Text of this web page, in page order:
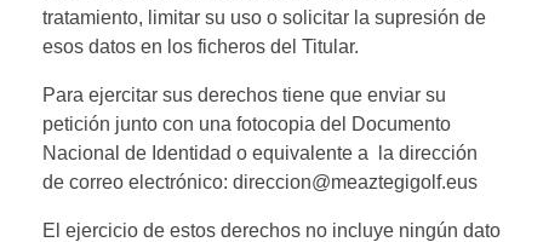
tratamiento, limitar su uso o solicitar la supresión de
esos datos en los ficheros del Titular.
Para ejercitar sus derechos tiene que enviar su
petición junto con una fotocopia del Documento
Nacional de Identidad o equivalente a la dirección
de correo electrónico: direccion@meaztegigolf.eus
El ejercicio de estos derechos no incluye ningún dato